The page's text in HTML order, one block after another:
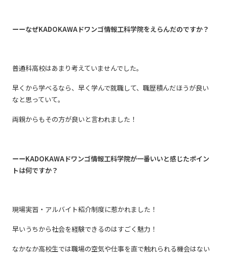
ーーなぜKADOKAWAドワンゴ情報工科学院をえらんだのですか？
普通科高校はあまり考えていませんでした。
早くから学べるなら、早く学んで就職して、職歴積んだほうが良い
なと思っていて。
両親からもその方が良いと言われました！
ーーKADOKAWAドワンゴ情報工科学院が一番いいと感じたポイン
トは何ですか？
現場実習・アルバイト紹介制度に惹かれました！
早いうちから社会を経験できるのはすごく魅力！
なかなか高校生では職場の空気や仕事を直で触れられる機会はない